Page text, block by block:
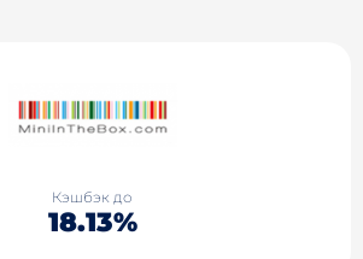
Кэшбэк до
18.13%